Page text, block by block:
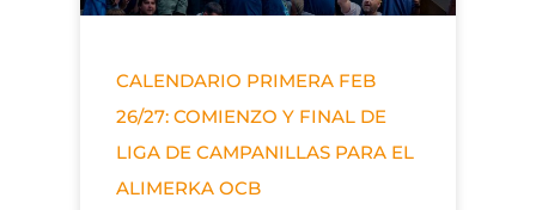
CALENDARIO PRIMERA FEB
26/27: COMIENZO Y FINAL DE
LIGA DE CAMPANILLAS PARA EL
ALIMERKA OCB